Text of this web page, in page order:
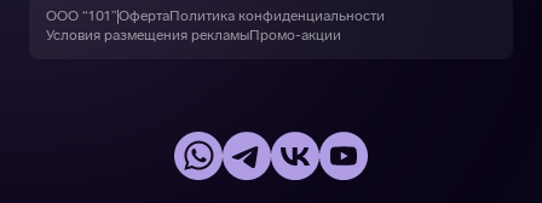
ООО “101”ОфертаПолитика конфиденциальности
Условия размещения рекламыПромо-акции